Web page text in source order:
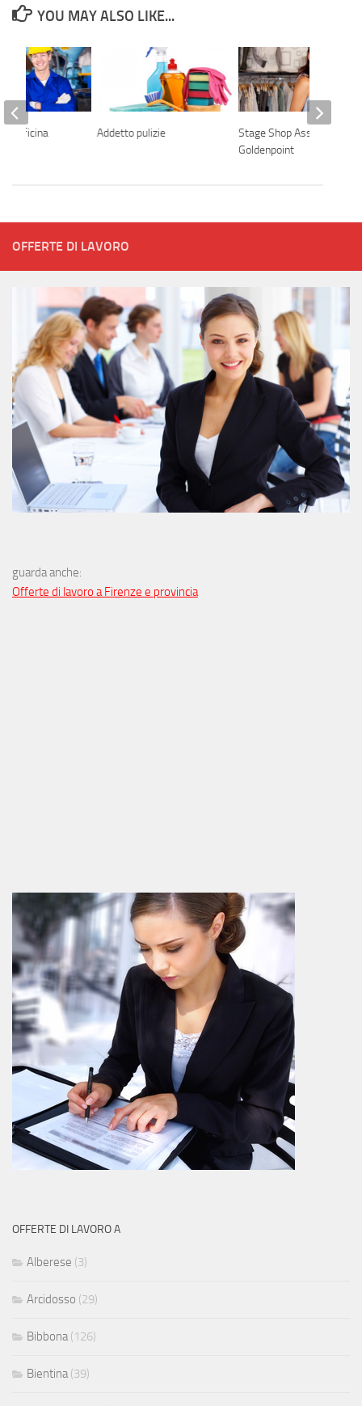
YOU MAY ALSO LIKE...
Addetto pulizie
Stage Shop Assistant
Goldenpoint
di officina
OFFERTE DI LAVORO
guarda anche:
Offerte di lavoro a Firenze e provincia
OFFERTE DI LAVORO A
Alberese (3)
Arcidosso (29)
Bibbona (126)
Bientina (39)